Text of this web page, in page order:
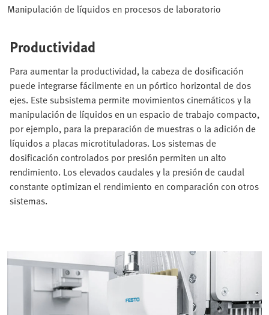
Manipulación de líquidos en procesos de laboratorio
Productividad
Para aumentar la productividad, la cabeza de dosificación
puede integrarse fácilmente en un pórtico horizontal de dos
ejes. Este subsistema permite movimientos cinemáticos y la
manipulación de líquidos en un espacio de trabajo compacto,
por ejemplo, para la preparación de muestras o la adición de
líquidos a placas microtituladoras. Los sistemas de
dosificación controlados por presión permiten un alto
rendimiento. Los elevados caudales y la presión de caudal
constante optimizan el rendimiento en comparación con otros
sistemas.